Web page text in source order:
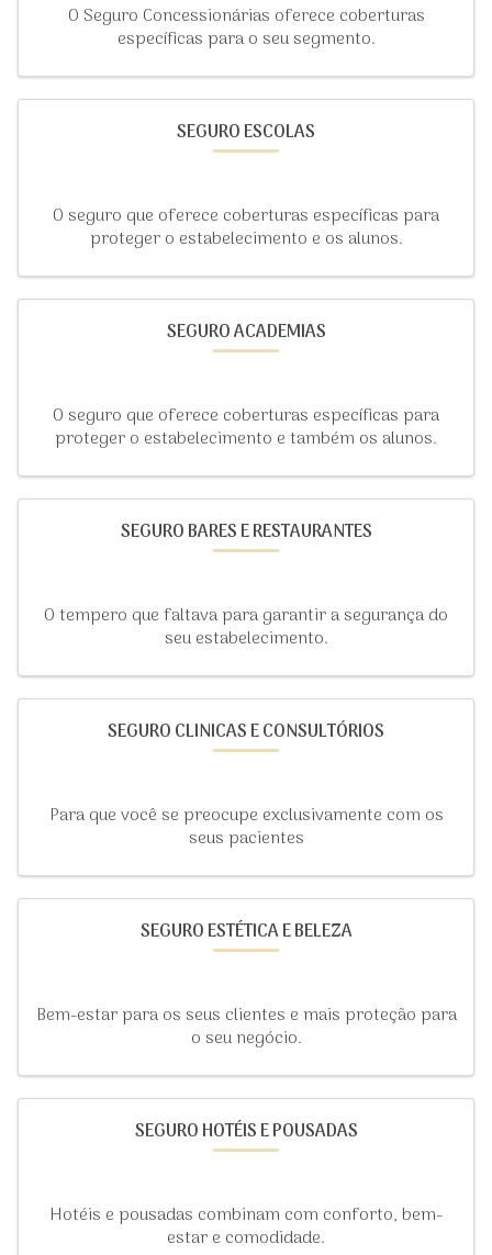
O Seguro Concessionárias oferece coberturas
específicas para o seu segmento.
SEGURO ESCOLAS
O seguro que oferece coberturas específicas para
proteger o estabelecimento e os alunos.
SEGURO ACADEMIAS
O seguro que oferece coberturas específicas para
proteger o estabelecimento e também os alunos.
SEGURO BARES E RESTAURANTES
O tempero que faltava para garantir a segurança do
seu estabelecimento.
SEGURO CLINICAS E CONSULTÓRIOS
Para que você se preocupe exclusivamente com os
seus pacientes
SEGURO ESTÉTICA E BELEZA
Bem-estar para os seus clientes e mais proteção para
o seu negócio.
SEGURO HOTÉIS E POUSADAS
Hotéis e pousadas combinam com conforto, bem-
estar e comodidade.